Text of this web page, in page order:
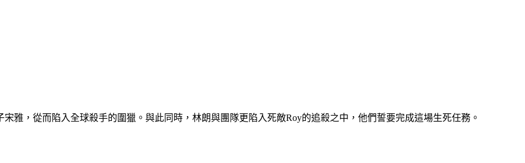
雅，從而陷入全球殺手的圍獵。與此同時，林朗與團隊更陷入死敵Roy的追殺之中，他們誓要完成這場生死任務。